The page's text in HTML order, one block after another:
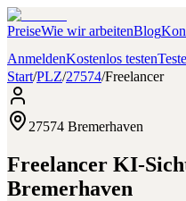
PreiseWie wir arbeitenBlog
AnmeldenKostenlos testen
Start/PLZ/27574/Freelancer
27574 Bremerhaven
Freelancer KI-
Bremerhaven